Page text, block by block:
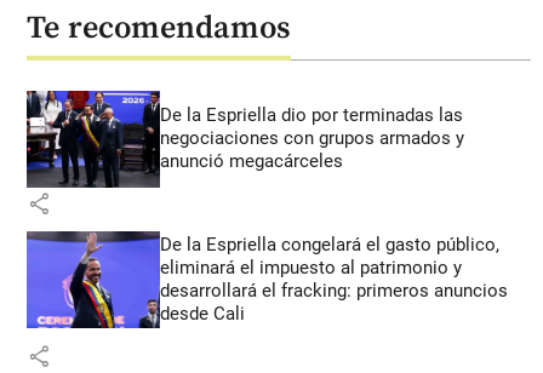
Te recomendamos
De la Espriella dio por terminadas las
negociaciones con grupos armados y
anunció megacárceles
share
De la Espriella congelará el gasto público,
eliminará el impuesto al patrimonio y
desarrollará el fracking: primeros anuncios
desde Cali
share